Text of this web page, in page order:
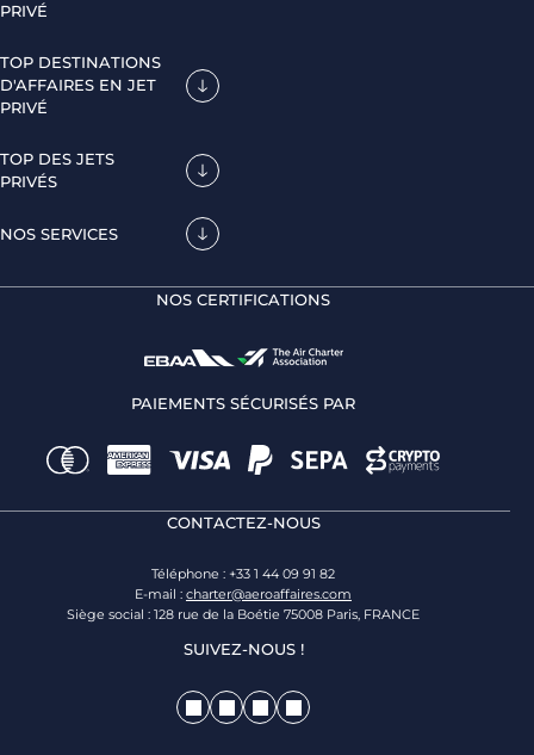
PRIVÉ
TOP DESTINATIONS
D'AFFAIRES EN JET
PRIVÉ
TOP DES JETS
PRIVÉS
NOS SERVICES
NOS CERTIFICATIONS
PAIEMENTS SÉCURISÉS PAR
CONTACTEZ-NOUS
Téléphone : +33 1 44 09 91 82
E-mail : charter@aeroaffaires.com
Siège social : 128 rue de la Boétie 75008 Paris, FRANCE
SUIVEZ-NOUS !